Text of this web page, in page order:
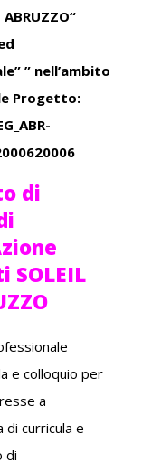
ABRUZZO“
” nell’ambito
Progetto:
di
SOLEIL
e colloquio per
a
curricula e
di